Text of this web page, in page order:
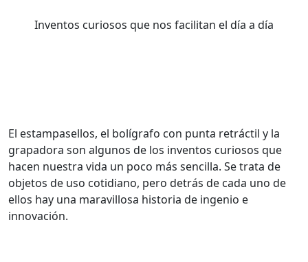
Inventos curiosos que nos facilitan el día a día
El estampasellos, el bolígrafo con punta retráctil y la
grapadora son algunos de los inventos curiosos que
hacen nuestra vida un poco más sencilla. Se trata de
objetos de uso cotidiano, pero detrás de cada uno de
ellos hay una maravillosa historia de ingenio e
innovación.